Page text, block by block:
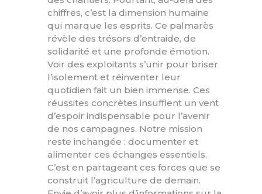
chiffres, c’est la dimension humaine
qui marque les esprits. Ce palmarès
révèle des trésors d’entraide, de
solidarité et une profonde émotion.
Voir des exploitants s’unir pour briser
l’isolement et réinventer leur
quotidien fait un bien immense. Ces
réussites concrètes insufflent un vent
d’espoir indispensable pour l’avenir
de nos campagnes. Notre mission
reste inchangée : documenter et
alimenter ces échanges essentiels.
C’est en partageant ces forces que se
construit l’agriculture de demain.